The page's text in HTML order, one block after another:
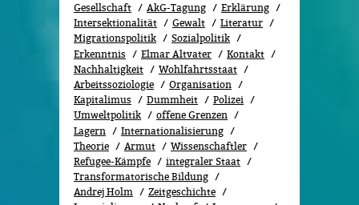
Gesellschaft
AkG-Tagung
Erklärung
Intersektionalität
Gewalt
Literatur
Migrationspolitik
Sozi­al­po­li­tik
Erkenntnis
Elmar Altvater
Kontakt
Nachhaltigkeit
Wohlfahrtsstaat
Arbeitssoziologie
Organisation
Kapitalimus
Dummheit
Polizei
Umweltpolitik
offene Grenzen
Lagern
Internationalisierung
Theorie
Armut
Wissenschaftler
Refugee-Kämpfe
integraler Staat
Transformatorische Bildung
Andrej Holm
Zeitgeschichte